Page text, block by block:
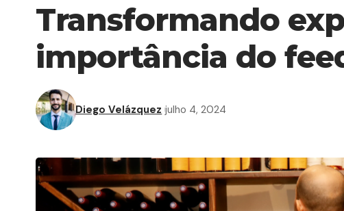
Transformando
importância do
Diego Velázquez julho 4, 2024